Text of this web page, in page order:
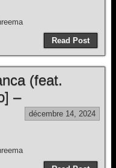
Read Post
(feat.
–
décembre 14, 2024